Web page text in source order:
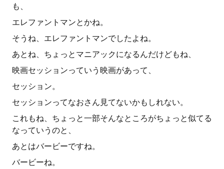
も、
エレファントマンとかね。
そうね、エレファントマンでしたよね。
あとね、ちょっとマニアックになるんだけどもね、
映画セッションっていう映画があって、
セッション。
セッションってなおさん見てないかもしれない。
これもね、ちょっと一部そんなところがちょっと似てる
なっていうのと、
あとはバービーですね。
バービーね。